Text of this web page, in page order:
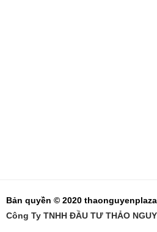
Bản quyền © 2020
Công Ty TNHH ĐẦU TƯ THẢO